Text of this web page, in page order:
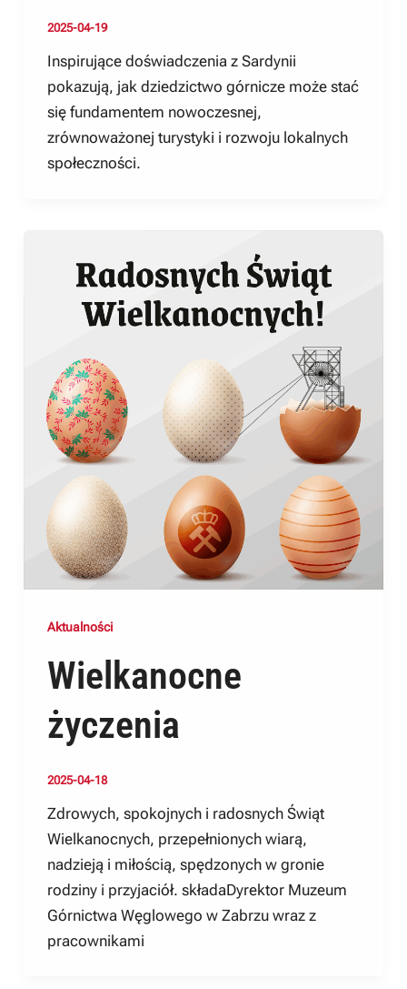
2025-04-19
Inspirujące doświadczenia z Sardynii
pokazują, jak dziedzictwo górnicze może stać
się fundamentem nowoczesnej,
zrównoważonej turystyki i rozwoju lokalnych
społeczności.
Aktualności
Wielkanocne
życzenia
2025-04-18
Zdrowych, spokojnych i radosnych Świąt
Wielkanocnych, przepełnionych wiarą,
nadzieją i miłością, spędzonych w gronie
rodziny i przyjaciół. składaDyrektor Muzeum
Górnictwa Węglowego w Zabrzu wraz z
pracownikami